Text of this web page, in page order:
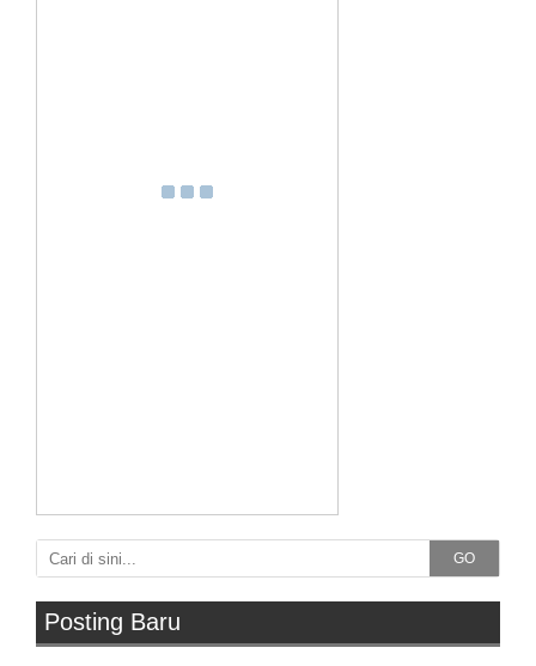
GO
Posting Baru